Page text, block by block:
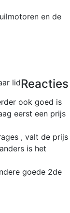
en de
lidReacties
ook goed is
eerst een prijs
, valt de prijs
is het
goede 2de